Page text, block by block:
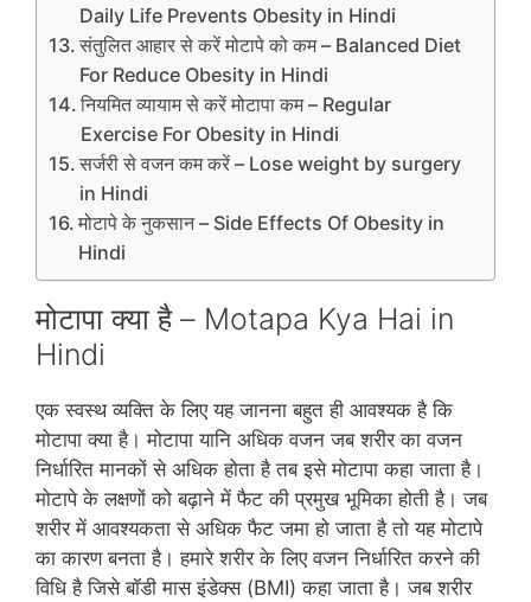
Daily Life Prevents Obesity in Hindi
संतुलित आहार से करें मोटापे को कम – Balanced Diet
For Reduce Obesity in Hindi
नियमित व्‍यायाम से करें मोटापा कम – Regular
Exercise For Obesity in Hindi
सर्जरी से वजन कम करें – Lose weight by surgery
in Hindi
मोटापे के नुकसान – Side Effects Of Obesity in
Hindi
मोटापा क्‍या है – Motapa Kya Hai in
Hindi
एक स्‍वस्‍थ व्‍यक्ति के लिए यह जानना बहुत ही आवश्‍यक है कि
मोटापा क्‍या है। मोटापा यानि अधिक वजन जब शरीर का वजन
निर्धारित मानकों से अधिक होता है तब इसे मोटापा कहा जाता है।
मोटापे के लक्षणों को बढ़ाने में फैट की प्रमुख भूमिका होती है। जब
शरीर में आवश्‍यकता से अधिक फैट जमा हो जाता है तो यह मोटापे
का कारण बनता है। हमारे शरीर के लिए वजन निर्धारित करने की
विधि है जिसे बॉडी मास इंडेक्‍स (BMI) कहा जाता है। जब शरीर